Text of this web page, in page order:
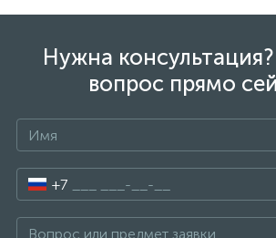
Нужна
вопрос прямо
+7